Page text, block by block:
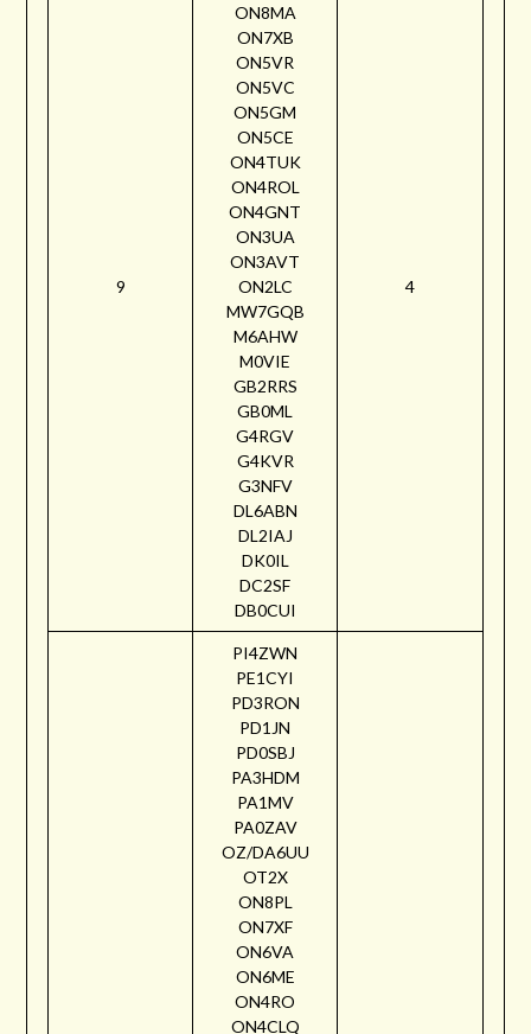
9
ON8MA
ON7XB
ON5VR
ON5VC
ON5GM
ON5CE
ON4TUK
ON4ROL
ON4GNT
ON3UA
ON3AVT
ON2LC
MW7GQB
M6AHW
M0VIE
GB2RRS
GB0ML
G4RGV
G4KVR
G3NFV
DL6ABN
DL2IAJ
DK0IL
DC2SF
DB0CUI
4
PI4ZWN
PE1CYI
PD3RON
PD1JN
PD0SBJ
PA3HDM
PA1MV
PA0ZAV
OZ/DA6UU
OT2X
ON8PL
ON7XF
ON6VA
ON6ME
ON4RO
ON4CLQ